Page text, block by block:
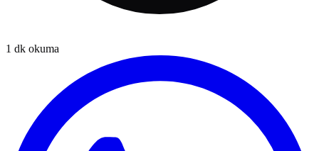
1 dk okuma